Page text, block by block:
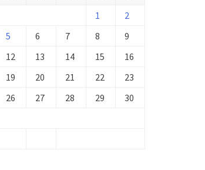
1
2
5 6 7 8
9
12 13 14 15
16
19 20 21 22
23
26 27 28 29
30